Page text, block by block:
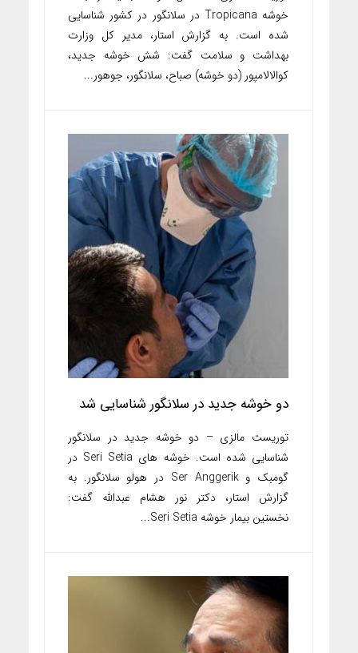
خوشه Tropicana در سلانگور در کشور شناسایی
شده است. به گزارش استار، مدیر کل وزارت
بهداشت و سلامت گفت: شش خوشه جدید،
کوالالامپور (دو خوشه) صباح، سلانگور، جوهور...
دو خوشه جدید در سلانگور شناسایی شد
توریست مالزی – دو خوشه جدید در سلانگور
شناسایی شده است. خوشه های Seri Setia در
گومبک و Ser Anggerik در هولو سلانگور. به
گزارش استار، دکتر نور هشام عبدالله گفت:
نخستین بیمار خوشه Seri Setia...